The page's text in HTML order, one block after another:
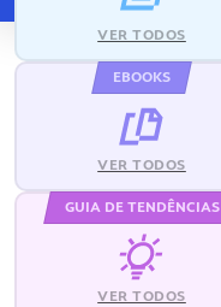
VER TODOS
EBOOKS
VER TODOS
GUIA DE TENDÊNCIAS
VER TODOS